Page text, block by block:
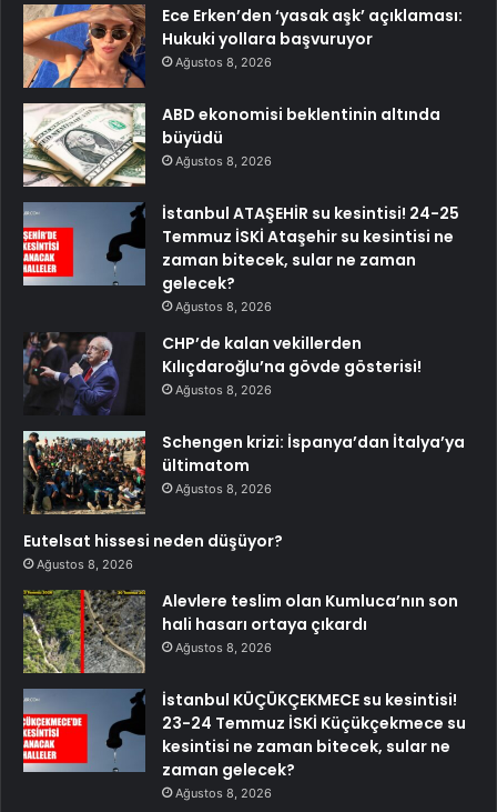
Ece Erken’den ‘yasak aşk’ açıklaması:
Hukuki yollara başvuruyor
Ağustos 8, 2026
ABD ekonomisi beklentinin altında
büyüdü
Ağustos 8, 2026
İstanbul ATAŞEHİR su kesintisi! 24-25
Temmuz İSKİ Ataşehir su kesintisi ne
zaman bitecek, sular ne zaman
gelecek?
Ağustos 8, 2026
CHP’de kalan vekillerden
Kılıçdaroğlu’na gövde gösterisi!
Ağustos 8, 2026
Schengen krizi: İspanya’dan İtalya’ya
ültimatom
Ağustos 8, 2026
Eutelsat hissesi neden düşüyor?
Ağustos 8, 2026
Alevlere teslim olan Kumluca’nın son
hali hasarı ortaya çıkardı
Ağustos 8, 2026
İstanbul KÜÇÜKÇEKMECE su kesintisi!
23-24 Temmuz İSKİ Küçükçekmece su
kesintisi ne zaman bitecek, sular ne
zaman gelecek?
Ağustos 8, 2026